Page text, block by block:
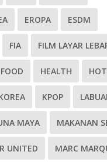
EROPA ESDM
FIA FILM LAYAR
FOOD HEALTH HOT
KPOP
MAYA MAKANAN
UNITED MARC